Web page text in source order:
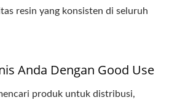
resin yang konsisten di seluruh
Anda Dengan Good Use
produk untuk distribusi,